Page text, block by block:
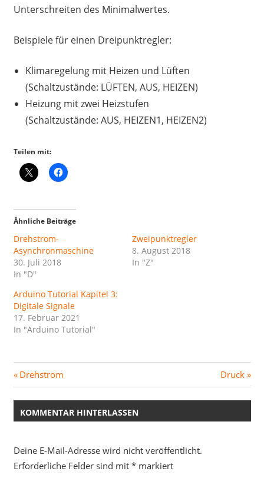
Unterschreiten des Minimalwertes.
Beispiele für einen Dreipunktregler:
Klimaregelung mit Heizen und Lüften
(Schaltzustände: LÜFTEN, AUS, HEIZEN)
Heizung mit zwei Heizstufen
(Schaltzustände: AUS, HEIZEN1, HEIZEN2)
Teilen mit:
Ähnliche Beiträge
Drehstrom-
Asynchronmaschine
30. Juli 2018
In "D"
Zweipunktregler
8. August 2018
In "Z"
Arduino Tutorial Kapitel 3:
Digitale Signale
17. Februar 2021
In "Arduino Tutorial"
Beitragsnavigation
Vorheriger
Beitrag:
Drehstrom
Nächster
Beitrag:
Druck
KOMMENTAR HINTERLASSEN
Deine E-Mail-Adresse wird nicht veröffentlicht.
Erforderliche Felder sind mit *markiert